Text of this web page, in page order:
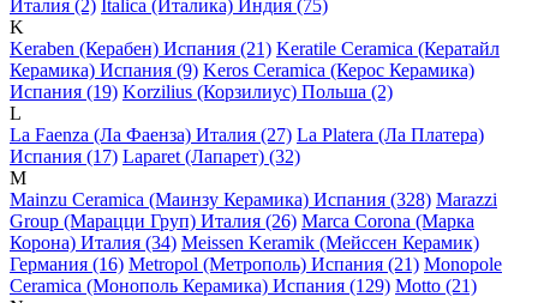
Италия (2) Italica (Италика) Индия (75)
K
Keraben (Керабен) Испания (21) Keratile Ceramica (Кератайл
Керамика) Испания (9) Keros Ceramica (Керос Керамика)
Испания (19) Korzilius (Корзилиус) Польша (2)
L
La Faenza (Ла Фаенза) Италия (27) La Platera (Ла Платера)
Испания (17) Laparet (Лапарет) (32)
M
Mainzu Ceramica (Маинзу Керамика) Испания (328) Marazzi
Group (Марацци Груп) Италия (26) Marca Corona (Марка
Корона) Италия (34) Meissen Keramik (Мейсcен Керамик)
Германия (16) Metropol (Метрополь) Испания (21) Monopole
Ceramica (Монополь Керамика) Испания (129) Motto (21)